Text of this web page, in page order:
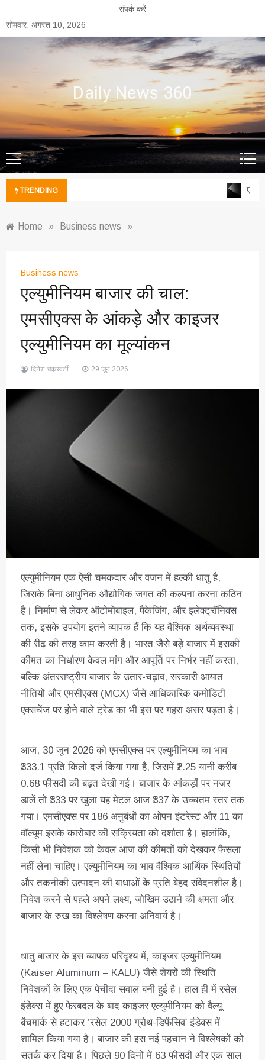
to
content
संपर्क करें
सोमवार, अगस्त 10, 2026
Daily News 360
TRENDING
Home » Business news »
Business news
एल्युमीनियम बाजार की चाल:
एमसीएक्स के आंकड़े और काइजर
एल्युमीनियम का मूल्यांकन
दिनेश चक्रवर्ती 29 जून 2026
एल्युमीनियम एक ऐसी चमकदार और वजन में हल्की धातु है,
जिसके बिना आधुनिक औद्योगिक जगत की कल्पना करना कठिन
है। निर्माण से लेकर ऑटोमोबाइल, पैकेजिंग, और इलेक्ट्रॉनिक्स
तक, इसके उपयोग इतने व्यापक हैं कि यह वैश्विक अर्थव्यवस्था
की रीढ़ की तरह काम करती है। भारत जैसे बड़े बाजार में इसकी
कीमत का निर्धारण केवल मांग और आपूर्ति पर निर्भर नहीं करता,
बल्कि अंतरराष्ट्रीय बाजार के उतार-चढ़ाव, सरकारी आयात
नीतियों और एमसीएक्स (MCX) जैसे आधिकारिक कमोडिटी
एक्सचेंज पर होने वाले ट्रेड का भी इस पर गहरा असर पड़ता है।
आज, 30 जून 2026 को एमसीएक्स पर एल्युमीनियम का भाव
₹333.1 प्रति किलो दर्ज किया गया है, जिसमें ₹2.25 यानी करीब
0.68 फीसदी की बढ़त देखी गई। बाजार के आंकड़ों पर नजर
डालें तो ₹333 पर खुला यह मेटल आज ₹337 के उच्चतम स्तर तक
गया। एमसीएक्स पर 186 अनुबंधों का ओपन इंटरेस्ट और 11 का
वॉल्यूम इसके कारोबार की सक्रियता को दर्शाता है। हालांकि,
किसी भी निवेशक को केवल आज की कीमतों को देखकर फैसला
नहीं लेना चाहिए। एल्युमीनियम का भाव वैश्विक आर्थिक स्थितियों
और तकनीकी उत्पादन की बाधाओं के प्रति बेहद संवेदनशील है।
निवेश करने से पहले अपने लक्ष्य, जोखिम उठाने की क्षमता और
बाजार के रुख का विश्लेषण करना अनिवार्य है।
धातु बाजार के इस व्यापक परिदृश्य में, काइजर एल्युमीनियम
(Kaiser Aluminum – KALU) जैसे शेयरों की स्थिति
निवेशकों के लिए एक पेचीदा सवाल बनी हुई है। हाल ही में रसेल
इंडेक्स में हुए फेरबदल के बाद काइजर एल्युमीनियम को वैल्यू
बेंचमार्क से हटाकर ‘रसेल 2000 ग्रोथ-डिफेंसिव’ इंडेक्स में
शामिल किया गया है। बाजार की इस नई पहचान ने विश्लेषकों को
सतर्क कर दिया है। पिछले 90 दिनों में 63 फीसदी और एक साल